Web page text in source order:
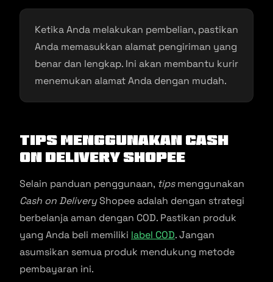
Ketika Anda melakukan pembelian, pastikan
Anda memasukkan alamat pengiriman yang
benar dan lengkap. Ini akan membantu kurir
menemukan alamat Anda dengan mudah.
Tips Menggunakan Cash
on Delivery Shopee
Selain panduan penggunaan, tipsmenggunakan
Cash on DeliveryShopee adalah dengan strategi
berbelanja aman dengan COD. Pastikan produk
yang Anda beli memiliki label COD. Jangan
asumsikan semua produk mendukung metode
pembayaran ini.